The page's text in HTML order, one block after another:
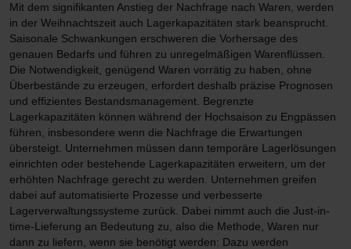
Mit dem signifikanten Anstieg der Nachfrage nach Waren, werden
in der Weihnachtszeit auch Lagerkapazitäten stark beansprucht.
Saisonale Schwankungen erschweren die Vorhersage des
genauen Bedarfs und führen zu unregelmäßigen Warenflüssen.
Die Notwendigkeit, genügend Waren vorrätig zu haben, ohne
Überbestände zu erzeugen, erfordert deshalb präzise Prognosen
und effizientes Bestandsmanagement. Begrenzte
Lagerkapazitäten können während der Hochsaison zu Engpässen
führen, insbesondere wenn die Nachfrage die Erwartungen
übersteigt. Unternehmen müssen dann temporäre Lagerlösungen
einrichten oder bestehende Lagerkapazitäten erweitern, um der
erhöhten Nachfrage gerecht zu werden. Unternehmen greifen
dabei auf automatisierte Prozesse und verbesserte
Lagerverwaltungssysteme zurück. Dabei nimmt auch die Just-in-
time-Lieferung an Bedeutung zu, also die Methode, Waren nur
dann zu liefern, wenn sie benötigt werden: Dazu werden